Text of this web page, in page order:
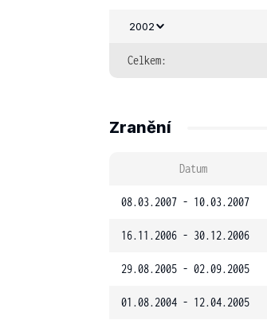
2002
Celkem:
Zranění
Datum
08.03.2007 - 10.03.2007
16.11.2006 - 30.12.2006
29.08.2005 - 02.09.2005
01.08.2004 - 12.04.2005